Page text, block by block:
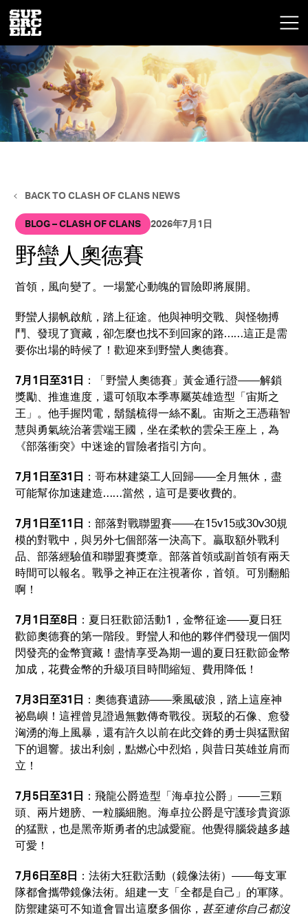
BACK TO CLASH OF CLANS NEWS
BLOG – CLASH OF CLANS 2026年7月1日
野蠻人奧德賽
首領，風向變了。一場驚心動魄的冒險即將展開。
野蠻人揚帆啟航，踏上征途。他與神明交戰、與怪物搏
鬥、發現了寶藏，卻怎麼也找不到回家的路……這正是需
要你出場的時候了！歡迎來到野蠻人奧德賽。
7月1日至31日 ：「野蠻人奧德賽」黃金通行證——解鎖
獎勵、推進進度，還可領取本季專屬英雄造型「宙斯之
王」。他手握閃電，鬍鬚梳得一絲不亂。宙斯之王憑藉智
慧與勇氣統治著雲端王國，坐在柔軟的雲朵王座上，為
《部落衝突》中迷途的冒險者指引方向。
7月1日至31日 ：哥布林建築工人回歸——全月無休，盡
可能幫你加速建造……當然，這可是要收費的。
7月1日至11日 ：部落對戰聯盟賽——在15v15或30v30規
模的對戰中，與另外七個部落一決高下。贏取額外戰利
品、部落經驗值和聯盟賽獎章。部落首領或副首領有兩天
時間可以報名。戰爭之神正在注視著你，首領。可別翻船
啊！
7月1日至8日 ：夏日狂歡節活動1，金幣征途——夏日狂
歡節奧德賽的第一階段。野蠻人和他的夥伴們發現一個閃
閃發亮的金幣寶藏！盡情享受為期一週的夏日狂歡節金幣
加成，花費金幣的升級項目時間縮短、費用降低！
7月3日至31日 ：奧德賽遺跡——乘風破浪，踏上這座神
祕島嶼！這裡曾見證過無數傳奇戰役。斑駁的石像、愈發
洶湧的海上風暴，還有許久以前在此交鋒的勇士與猛獸留
下的迴響。拔出利劍，點燃心中烈焰，與昔日英雄並肩而
立！
7月5日至31日 ：飛龍公爵造型「海卓拉公爵」——三顆
頭、兩片翅膀、一粒腦細胞。海卓拉公爵是守護珍貴資源
的猛獸，也是黑帝斯勇者的忠誠愛寵。他覺得腦袋越多越
可愛！
7月6日至8日 ：法術大狂歡活動（鏡像法術）——每支軍
隊都會攜帶鏡像法術。組建一支「全都是自己」的軍隊。
防禦建築可不知道會冒出這麼多個你， 甚至連你自己都沒